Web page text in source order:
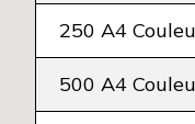
250 A4
500 A4